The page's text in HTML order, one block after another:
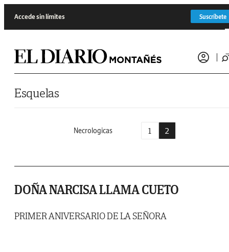
Accede sin límites Suscríbete
Esquelas
Necrologicas 1 2
DOÑA NARCISA LLAMA CUETO
PRIMER ANIVERSARIO DE LA SEÑORA